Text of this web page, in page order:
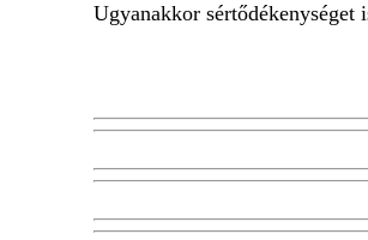
Ugyanakkor